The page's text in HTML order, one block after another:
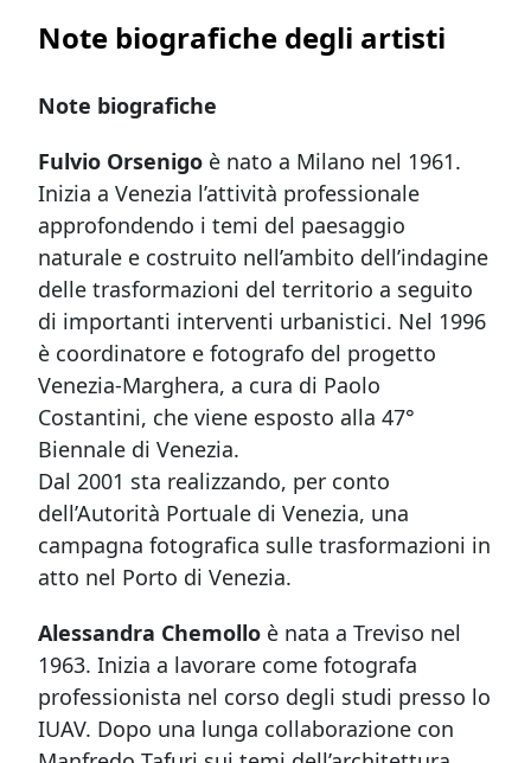
Note biografiche degli artisti
Note biografiche
Fulvio Orsenigo è nato a Milano nel 1961.
Inizia a Venezia l’attività professionale
approfondendo i temi del paesaggio
naturale e costruito nell’ambito dell’indagine
delle trasformazioni del territorio a seguito
di importanti interventi urbanistici. Nel 1996
è coordinatore e fotografo del progetto
Venezia-Marghera, a cura di Paolo
Costantini, che viene esposto alla 47°
Biennale di Venezia.
Dal 2001 sta realizzando, per conto
dell’Autorità Portuale di Venezia, una
campagna fotografica sulle trasformazioni in
atto nel Porto di Venezia.
Alessandra Chemollo è nata a Treviso nel
1963. Inizia a lavorare come fotografa
professionista nel corso degli studi presso lo
IUAV. Dopo una lunga collaborazione con